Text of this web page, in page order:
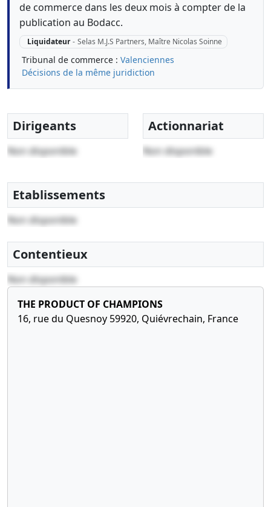
de commerce dans les deux mois à compter de la
publication au Bodacc.
Liquidateur - Selas M.J.S Partners, Maître Nicolas Soinne
Tribunal de commerce : Valenciennes
Décisions de la même juridiction
Dirigeants
Non disponible
Actionnariat
Non disponible
Etablissements
Non disponible
Contentieux
Non disponible
THE PRODUCT OF CHAMPIONS
16, rue du Quesnoy 59920, Quiévrechain, France